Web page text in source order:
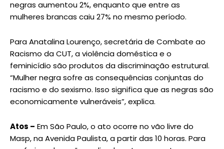
negras aumentou 2%, enquanto que entre as
mulheres brancas caiu 27% no mesmo período.
Para Anatalina Lourenço, secretária de Combate ao
Racismo da CUT, a violência doméstica e o
feminicídio são produtos da discriminação estrutural.
“Mulher negra sofre as consequências conjuntas do
racismo e do sexismo. Isso significa que as negras são
economicamente vulneráveis”, explica.
Atos – Em São Paulo, o ato ocorre no vão livre do
Masp, na Avenida Paulista, a partir das 10 horas. Para